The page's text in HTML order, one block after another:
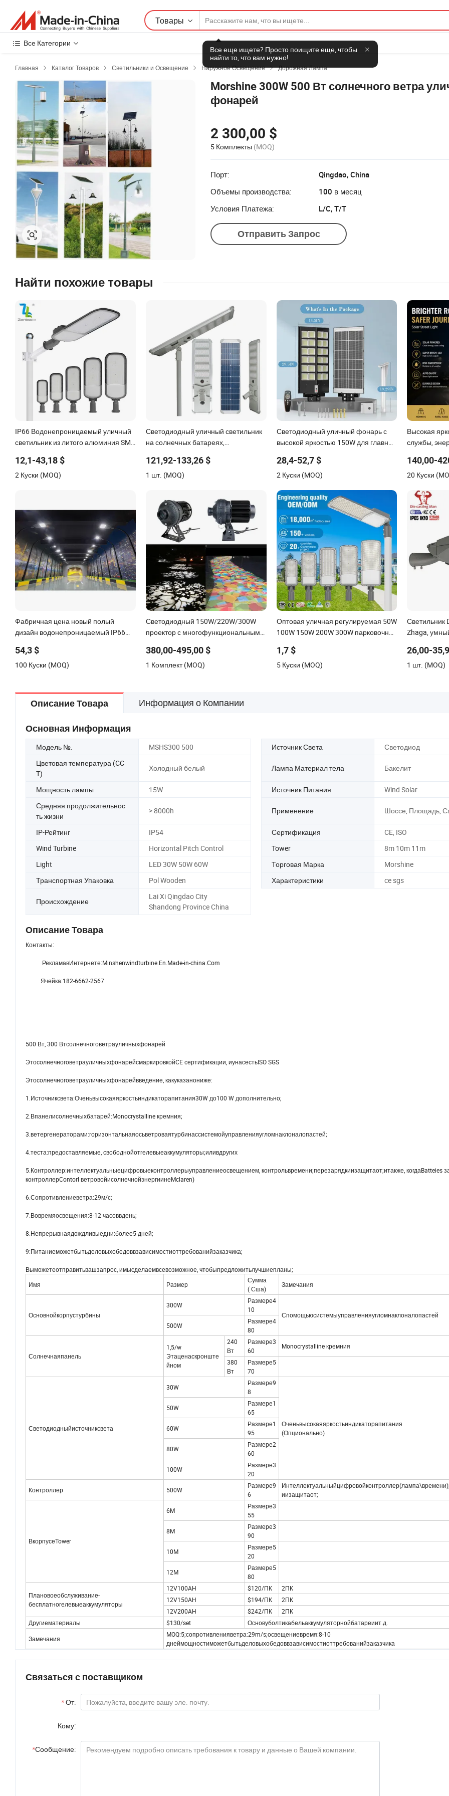
Товары
Все еще ищете? Просто поищите еще, чтобы
найти то, что вам нужно!
Все Категории
Главная  Каталог Товаров  Светильники и Освещение  Наружное Освещение  Дорожная Лампа
Morshine 300W 500 Вт солнечного ветра
фонарей
2 300,00 $
5 Комплекты (MOQ)
Порт:
Qingdao, China
Объемы производства:
100 в месяц
Условия Платежа:
L/C, T/T
Отправить Запрос
Найти похожие товары
IP66 Водонепроницаемый уличный
светильник из литого алюминия SMD
12,1-43,18 $
2 Куски (MOQ)
Светодиодный уличный светильник
на солнечных батареях,
водонепроницаемый,
интегрированный, настенный, для
121,92-133,26 $
1 шт. (MOQ)
Светодиодный уличный фонарь с
высокой яркостью 150W для главных
28,4-52,7 $
2 Куски (MOQ)
Высокая
службы,
освещение,
солнечный
шоссе,
140,00-
20 Куски
Фабричная цена новый полый
дизайн водонепроницаемый IP66
150W светодиодный уличный свет
54,3 $
100 Куски (MOQ)
Светодиодный 150W/220W/300W
проектор с многофункциональными
IP65
380,00-495,00 $
1 Комплект (MOQ)
Оптовая уличная регулируемая 50W
100W 150W 200W 300W парковочная
водонепроницаемого литого
алюминия для городских дорог IP66
1,7 $
5 Куски (MOQ)
Светильник
Zhaga,
уличного
26,00-
1 шт. (MOQ)
Описание Товара Информация о Компании
Основная Информация
Модель №. MSHS300 500 Источник Света
Светодиод
Цветовая температура (CC
T)
Холодный белый Лампа Материал тела Бакелит
Мощность лампы 15W Источник Питания
Wind Solar
Средняя продолжительнос
ть жизни
> 8000h Применение Шоссе, Площадь,
IP-Рейтинг IP54 Сертификация
CE, ISO
Wind Turbine
Horizontal Pitch Control Tower
8m 10m 11m
Light
LED 30W 50W 60W Торговая Марка
Morshine
Транспортная Упаковка
Pol Wooden Характеристики ce sgs
Происхождение
Lai Xi Qingdao City
Shandong Province China
Описание Товара
Контакты:
РекламавИнтернете:Minshenwindturbine.En.Made-in-china.Com
Ячейка:182-6662-2567
500 Вт, 300 Втсолнечноговетрауличныхфонарей
ЭтосолнечноговетрауличныхфонарейсмаркировкойCE сертификации, иунасестьISO SGS
Этосолнечноговетрауличныхфонарейвведение, какуказанониже:
1.Источниксвета:Оченьвысокаяяркостьиндикаторапитания30W до100 W дополнительно;
2.Впанелисолнечныхбатарей:Monocrystalline кремния;
3.ветергенераторами:горизонтальнаяосьветроваятурбинассистемойуправленияугломнаклоналопастей;
4.теста:предоставляемые, свободнойотгелевыеаккумуляторы;иливдругих
5.Контроллер:интеллектуальныецифровыеконтроллерыуправлениеосвещением, контрольвремени;перезарядкиизащитаот;итакже, когдаBatteies
контроллерContorl ветровойисолнечнойэнергиинеMclaren)
6.Сопротивлениеветра:29м/с;
7.Вовремяосвещения:8-12 часоввдень;
8.Непрерывнаядождливыедни:более5 дней;
9:Питаниеможетбытьделовыхобедоввзависимостиоттребованийзаказчика;
Выможетеотправитьвашзапрос, имысделаемвсевозможное, чтобыпредложитьлучшиепланы;
Имя
Размер
Сумма
( Сша)
Замечания
Основнойкорпустурбины
300W
Размере4
10
Спомощьюсистемыуправленияугломнаклоналопастей
500W
Размере4
80
Солнечнаяпанель
1,5/w
Этаценаскронште
йном
240
Вт
Размере3
60
Monocrystalline кремния
380
Вт
Размере5
70
Светодиодныйисточниксвета
30W
Размере9
8
Оченьвысокаяяркостьиндикаторапитания
(Опционально)
50W
Размере1
65
60W
Размере1
95
80W
Размере2
60
100W
Размере3
20
Контроллер
500W
Размере9
6
иизащитаот;
ВкорпусеTower
6M
Размере3
55
8M
Размере3
90
10M
Размере5
20
12M
Размере5
80
Плановоеобслуживание-
бесплатногелевыеаккумуляторы
12V100AH $120/ПК
2ПК
12V150AH
$194/ПК
2ПК
12V200AH
$242/ПК
2ПК
Другиематериалы
$130/set
Основуболтикабельаккумуляторнойбатареиит.д.
Замечания
MOQ:5;сопротивленияветра:29m/s;освещениевремя:8-10
днеймощностиможетбытьделовыхобедоввзависимостиоттребованийзаказчика
Связаться с поставщиком
*От:
Кому:
*Сообщение: